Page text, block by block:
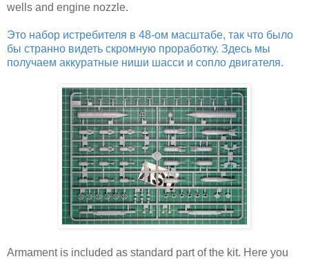
wells and engine nozzle.
Это набор истребителя в 48-ом масштабе, так что было
бы странно видеть скромную проработку. Здесь мы
получаем аккуратные ниши шасси и сопло двигателя.
Armament is included as standard part of the kit. Here you